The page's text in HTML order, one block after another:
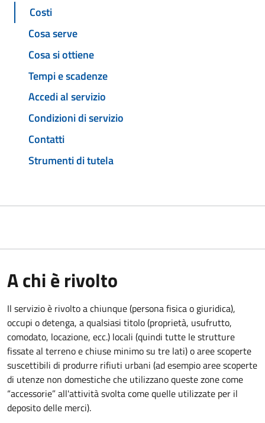
Costi
Cosa serve
Cosa si ottiene
Tempi e scadenze
Accedi al servizio
Condizioni di servizio
Contatti
Strumenti di tutela
A chi è rivolto
Il servizio è rivolto a chiunque (persona fisica o giuridica),
occupi o detenga, a qualsiasi titolo (proprietà, usufrutto,
comodato, locazione, ecc.) locali (quindi tutte le strutture
fissate al terreno e chiuse minimo su tre lati) o aree scoperte
suscettibili di produrre rifiuti urbani (ad esempio aree scoperte
di utenze non domestiche che utilizzano queste zone come
“accessorie” all'attività svolta come quelle utilizzate per il
deposito delle merci).